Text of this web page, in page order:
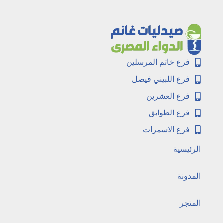
فرع خاتم المرسلين
فرع اللبيني فيصل
فرع العشرين
فرع الطوابق
فرع الاسمرات
الرئيسية
المدونة
المتجر